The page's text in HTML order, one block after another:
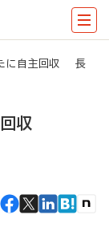
たに自主回収 長
収